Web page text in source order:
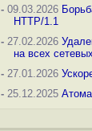
-09.03.2026
HTTP/1.1
-27.02.2026
на всех
-27.01.2026
-25.12.2025